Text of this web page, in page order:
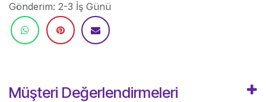
Gönderim: 2-3 İş Günü
Müşteri Değerlendirmeleri